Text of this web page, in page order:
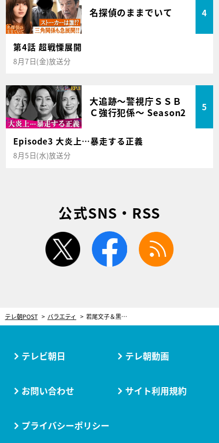
名探偵のままでいて 4
第4話 超戦慄展開
8月7日(金)放送分
大追跡～警視庁ＳＳＢ
Ｃ強行犯係～ Season2
5
Episode3 大炎上…暴走する正義
8月5日(水)放送分
公式SNS・RSS
twitter facebook
テレ朝POST バラエティ 若尾文子＆黒川紀章さん、働く40代同士での結婚の意義。『徹子の部屋』で「有名人夫婦」特集
テレビ朝日 テレ朝動画
お問い合わせ サイト利用規約
プライバシーポリシー